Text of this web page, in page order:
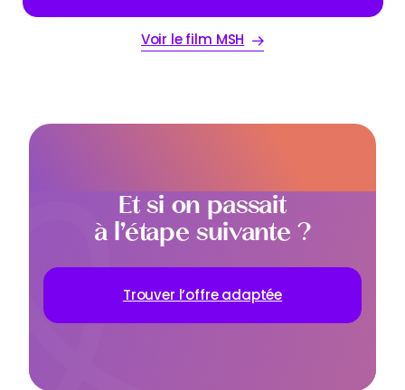
Voir le film MSH
Et si on passait
à l’étape suivante ?
Trouver l’offre adaptée